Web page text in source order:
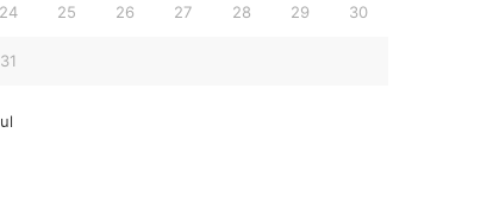
24 25 26 27 28 29 30
31